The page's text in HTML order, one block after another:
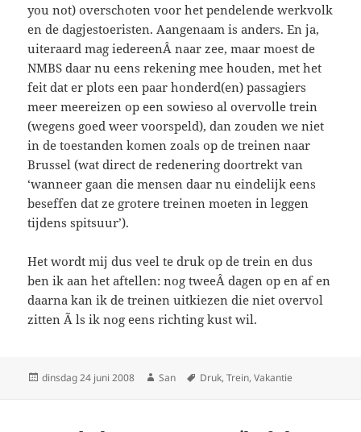
you not) overschoten voor het pendelende werkvolk
en de dagjestoeristen. Aangenaam is anders. En ja,
uiteraard mag iedereenÂ naar zee, maar moest de
NMBS daar nu eens rekening mee houden, met het
feit dat er plots een paar honderd(en) passagiers
meer meereizen op een sowieso al overvolle trein
(wegens goed weer voorspeld), dan zouden we niet
in de toestanden komen zoals op de treinen naar
Brussel (wat direct de redenering doortrekt van
‘wanneer gaan die mensen daar nu eindelijk eens
beseffen dat ze grotere treinen moeten in leggen
tijdens spitsuur’).
Het wordt mij dus veel te druk op de trein en dus
ben ik aan het aftellen: nog tweeÂ dagen op en af en
daarna kan ik de treinen uitkiezen die niet overvol
zitten Ã ls ik nog eens richting kust wil.
Geplaatst
dinsdag 24 juni 2008 Auteur
San Tags
Druk,Trein,Vakantie